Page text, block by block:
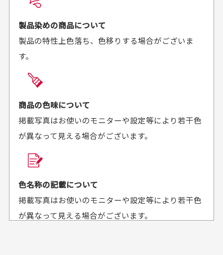
がとうございます。丁寧
に梱包されていて、商品
の状態も良好でした。気
があればよろしくお願い
来ました。またお願いし
セールかつポイント
も使えて、お得に購
入出来ました
セールかつポイントも使
おります
欲しかったスカートが購
お届け希望日時をご指定頂けます。
ご注文時にご指定下さい。
商品の受け渡しは、ゆうパックでの配送のみとさせて
頂いております。
商品購入からどれくらいで発送してもらえます
か？
平日午前9時までのご注文で最短当日発送させて頂いて
おります。
せて頂いております。
製品染めの商品について
製品の特性上色落ち、色移りする場合がございま
す。
商品の色味について
掲載写真はお使いのモニターや設定等により若干色
が異なって見える場合がございます。
色名称の記載について
掲載写真はお使いのモニターや設定等により若干色
が異なって見える場合がございます。